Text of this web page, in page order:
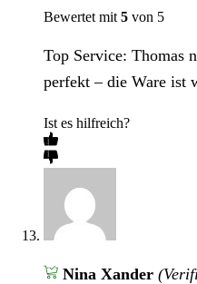
Bewertet mit 5 von 5
Top Service: Thomas
perfekt – die Ware ist
Ist es hilfreich?
Nina Xander